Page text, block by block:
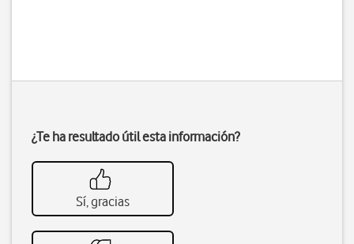
¿Te ha resultado útil esta información?
Sí, gracias